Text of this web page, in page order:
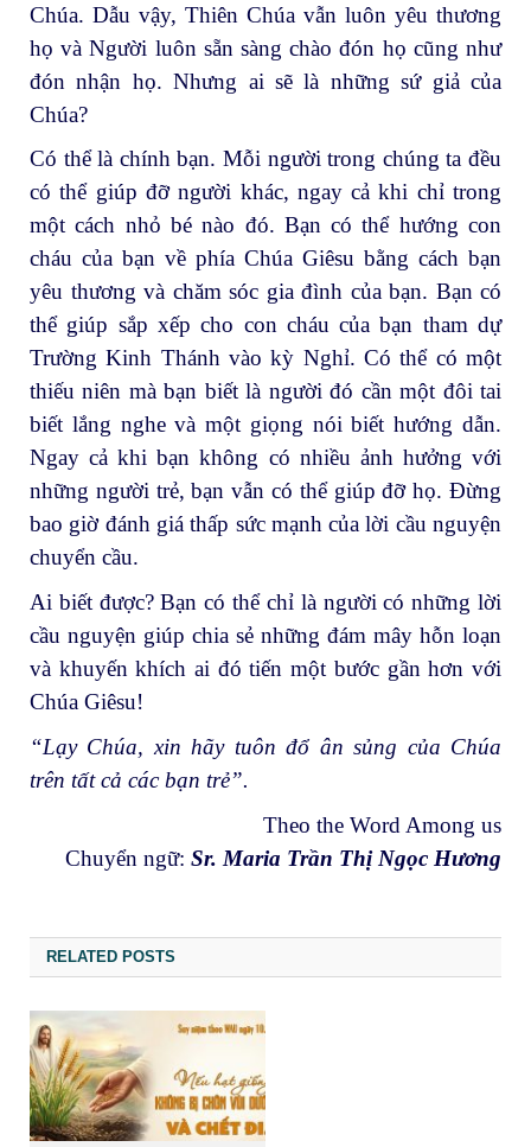
Chúa. Dẫu vậy, Thiên Chúa vẫn luôn yêu thương
họ và Người luôn sẵn sàng chào đón họ cũng như
đón nhận họ. Nhưng ai sẽ là những sứ giả của
Chúa?
Có thể là chính bạn. Mỗi người trong chúng ta đều
có thể giúp đỡ người khác, ngay cả khi chỉ trong
một cách nhỏ bé nào đó. Bạn có thể hướng con
cháu của bạn về phía Chúa Giêsu bằng cách bạn
yêu thương và chăm sóc gia đình của bạn. Bạn có
thể giúp sắp xếp cho con cháu của bạn tham dự
Trường Kinh Thánh vào kỳ Nghỉ. Có thể có một
thiếu niên mà bạn biết là người đó cần một đôi tai
biết lắng nghe và một giọng nói biết hướng dẫn.
Ngay cả khi bạn không có nhiều ảnh hưởng với
những người trẻ, bạn vẫn có thể giúp đỡ họ. Đừng
bao giờ đánh giá thấp sức mạnh của lời cầu nguyện
chuyển cầu.
Ai biết được? Bạn có thể chỉ là người có những lời
cầu nguyện giúp chia sẻ những đám mây hỗn loạn
và khuyến khích ai đó tiến một bước gần hơn với
Chúa Giêsu!
“Lạy Chúa, xin hãy tuôn đổ ân sủng của Chúa
trên tất cả các bạn trẻ”.
Theo the Word Among us
Chuyển ngữ: Sr. Maria Trần Thị Ngọc Hương
RELATED POSTS